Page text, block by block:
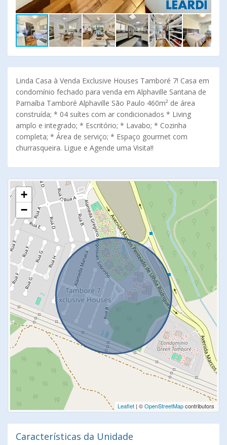
Linda Casa à Venda Exclusive Houses Tamboré 7! Casa em
condomínio fechado para venda em Alphaville Santana de
Parnaíba Tamboré Alphaville São Paulo 460m² de área
construída; * 04 suítes com ar condicionados * Living
amplo e integrado; * Escritório; * Lavabo; * Cozinha
completa; * Área de serviço; * Espaço gourmet com
churrasqueira. Ligue e Agende uma Visita!!
+
−
Leaflet | ©OpenStreetMapcontributors
Características da Unidade